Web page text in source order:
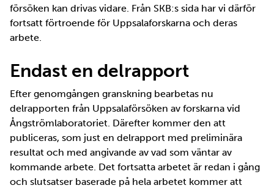
försöken kan drivas vidare. Från SKB:s sida har vi därför
fortsatt förtroende för Uppsalaforskarna och deras
arbete.
Endast en delrapport
Efter genomgången granskning bearbetas nu
delrapporten från Uppsalaförsöken av forskarna vid
Ångströmlaboratoriet. Därefter kommer den att
publiceras, som just en delrapport med preliminära
resultat och med angivande av vad som väntar av
kommande arbete. Det fortsatta arbetet är redan i gång
och slutsatser baserade på hela arbetet kommer att